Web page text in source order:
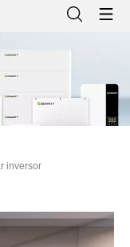
inversor